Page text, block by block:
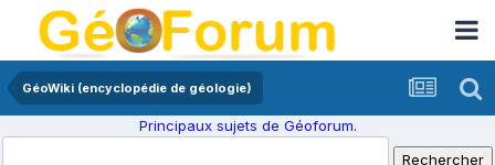
GéoWiki (encyclopédie de géologie)
Principaux sujets de Géoforum.